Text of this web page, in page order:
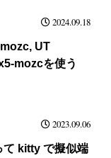
2024.09.18
UT
mozcを使う
2023.09.06
て kitty で擬似端